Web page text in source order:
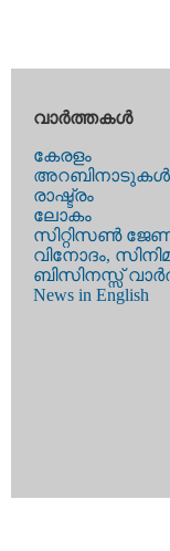
വാര്‍ത്തകള്‍
കേരളം
അറബിനാടുകള്‍
രാഷ്ട്രം
ലോകം
സിറ്റിസണ്‍
വിനോദം,
ബിസിനസ്സ്
News in English